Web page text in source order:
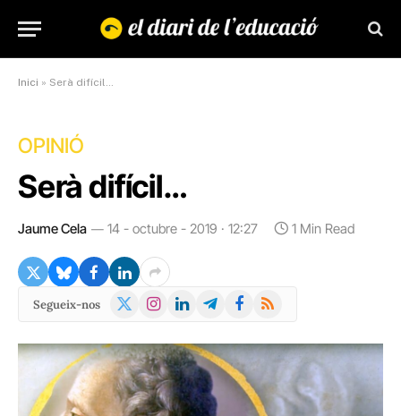
Inici » Serà difícil…
OPINIÓ
Serà difícil…
Jaume Cela 14 - octubre - 2019 · 12:27 1 Min Read
Segueix-nos
X
Instagram
LinkedInTelegramFacebook
RSS